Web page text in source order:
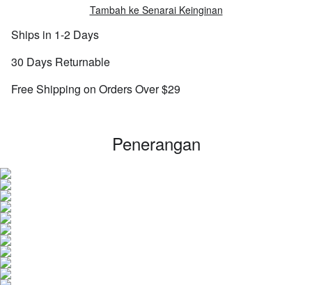
Tambah ke Senarai Keinginan
Ships in 1-2 Days
30 Days Returnable
Free Shipping on Orders Over $29
Penerangan